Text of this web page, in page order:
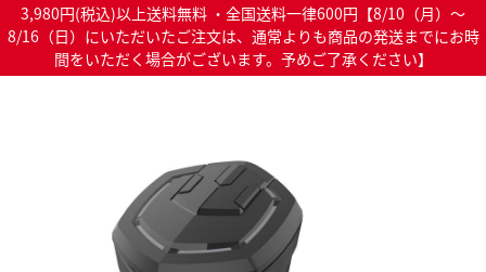
3,980円(税込)以上送料無料 ・全国送料一律600円【8/10（月）～
8/16（日）にいただいたご注文は、通常よりも商品の発送までにお時
間をいただく場合がございます。予めご了承ください】